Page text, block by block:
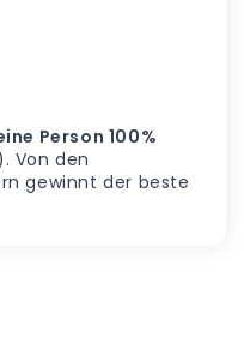
Person 100%
Von den
gewinnt der beste